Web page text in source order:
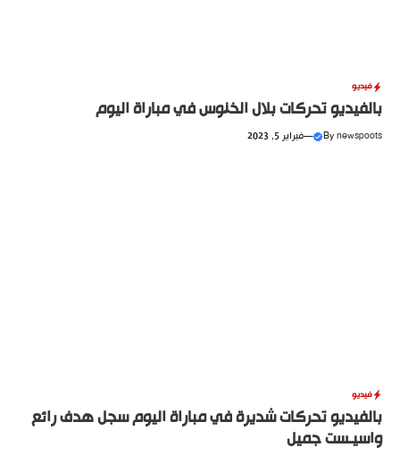
فيديو
بالفيديو تحركات بلال الخنوس في مباراة اليوم
Bynewspoots
—فبراير 5, 2023
فيديو
بالفيديو تحركات شديرة في مباراة اليوم سجل هدف رائع
واسيـست جميل